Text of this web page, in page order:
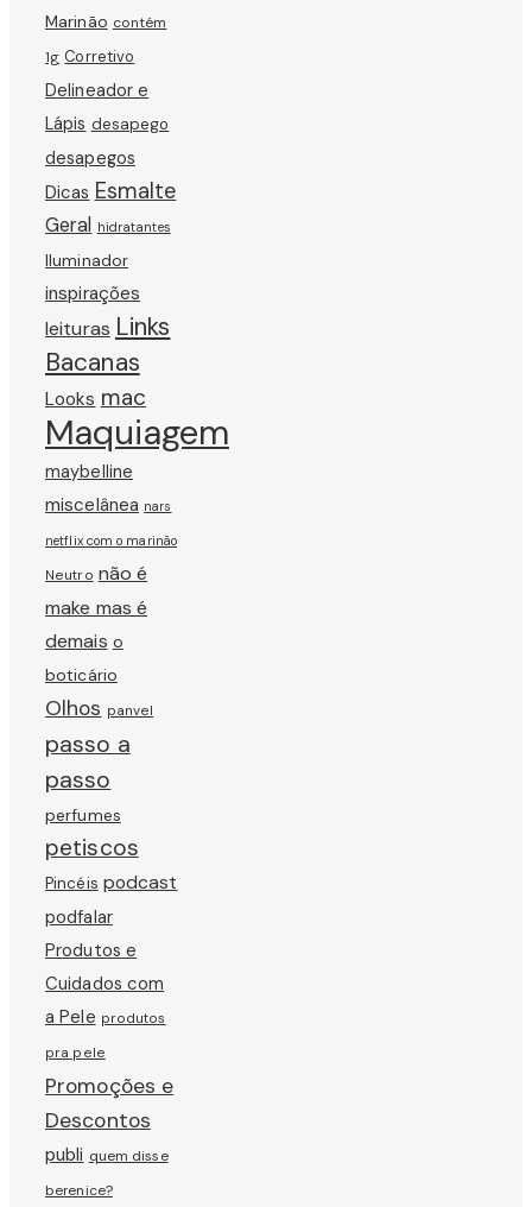
Marinão contém
1g Corretivo
Delineador e
Lápis desapego
desapegos
Dicas Esmalte
Geral hidratantes
Iluminador
inspirações
leituras Links
Bacanas
Looks mac
Maquiagem
maybelline
miscelânea nars
netflix com o marinão
Neutro não é
make mas é
demais o
boticário
Olhos panvel
passo a
passo
perfumes
petiscos
Pincéis podcast
podfalar
Produtos e
Cuidados com
a Pele produtos
pra pele
Promoções e
Descontos
publi quem disse
berenice?